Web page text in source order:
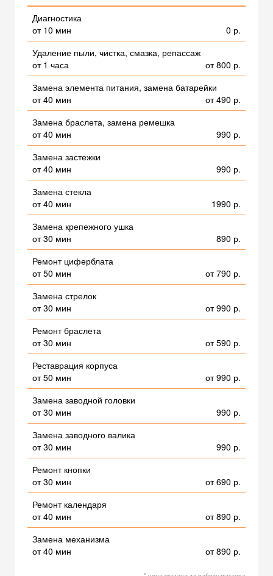
Диагностика
от 10 мин
0 р.
Удаление пыли, чистка, смазка, репассаж
от 1 часа
от 800 р.
Замена элемента питания, замена батарейки
от 40 мин
от 490 р.
Замена браслета, замена ремешка
от 40 мин
990 р.
Замена застежки
от 40 мин
990 р.
Замена стекла
от 40 мин
1990 р.
Замена крепежного ушка
от 30 мин
890 р.
Ремонт циферблата
от 50 мин
от 790 р.
Замена стрелок
от 30 мин
от 990 р.
Ремонт браслета
от 30 мин
от 590 р.
Реставрация корпуса
от 50 мин
от 990 р.
Замена заводной головки
от 30 мин
990 р.
Замена заводного валика
от 30 мин
990 р.
Ремонт кнопки
от 30 мин
от 690 р.
Ремонт календаря
от 40 мин
от 890 р.
Замена механизма
от 40 мин
от 890 р.